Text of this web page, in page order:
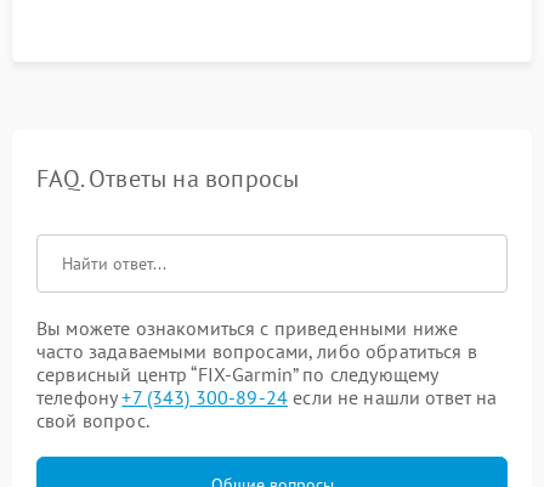
FAQ. Ответы на вопросы
Вы можете ознакомиться с приведенными ниже
часто задаваемыми вопросами, либо обратиться в
сервисный центр “FIX-Garmin” по следующему
телефону+7 (343) 300-89-24 если не нашли ответ на
свой вопрос.